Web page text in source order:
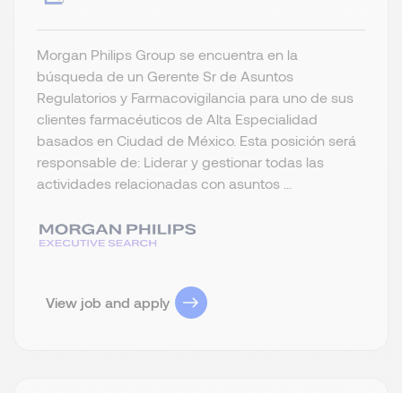
Morgan Philips Group se encuentra en la
búsqueda de un Gerente Sr de Asuntos
Regulatorios y Farmacovigilancia para uno de sus
clientes farmacéuticos de Alta Especialidad
basados en Ciudad de México. Esta posición será
responsable de: Liderar y gestionar todas las
actividades relacionadas con asuntos ...
View job and apply